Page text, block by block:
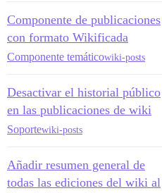
Componente de publicaciones
con formato Wikificada
Componente temáticowiki-posts
Desactivar el historial público
en las publicaciones de wiki
Soportewiki-posts
Añadir resumen general de
todas las ediciones del wiki al